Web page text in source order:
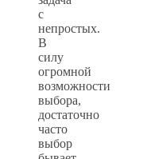
с
непростых.
В
силу
огромной
возможности
выбора,
достаточно
часто
выбор